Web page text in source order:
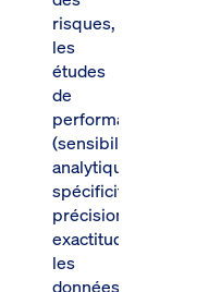
risques,
les
études
de
performance
(sensibilité
analytique,
spécificité,
précision,
exactitude),
les
données